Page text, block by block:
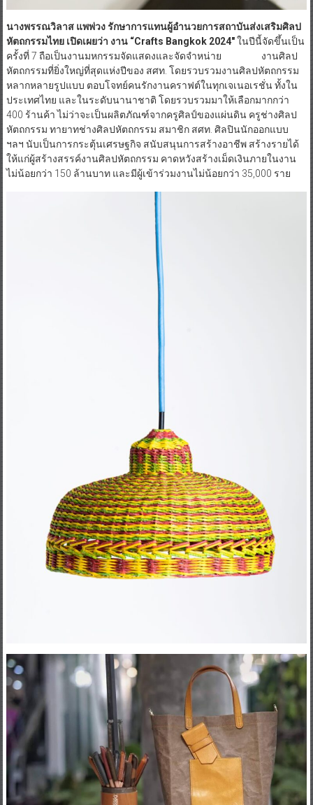
นางพรรณวิลาส แพพ่วง รักษาการแทนผู้อำนวยการสถาบันส่งเสริมศิลป
หัตถกรรมไทย เปิดเผยว่า งาน “Crafts Bangkok 2024″ในปีนี้จัดขึ้นเป็น
ครั้งที่ 7 ถือเป็นงานมหกรรมจัดแสดงและจัดจำหน่าย งานศิลป
หัตถกรรมที่ยิ่งใหญ่ที่สุดแห่งปีของ สศท. โดยรวบรวมงานศิลปหัตถกรรม
หลากหลายรูปแบบ ตอบโจทย์คนรักงานคราฟต์ในทุกเจเนอเรชั่น ทั้งใน
ประเทศไทย และในระดับนานาชาติ โดยรวบรวมมาให้เลือกมากกว่า
400 ร้านค้า ไม่ว่าจะเป็นผลิตภัณฑ์จากครูศิลป์ของแผ่นดิน ครูช่างศิลป
หัตถกรรม ทายาทช่างศิลปหัตถกรรม สมาชิก สศท. ศิลปินนักออกแบบ
ฯลฯ นับเป็นการกระตุ้นเศรษฐกิจ สนับสนุนการสร้างอาชีพ สร้างรายได้
ให้แก่ผู้สร้างสรรค์งานศิลปหัตถกรรม คาดหวังสร้างเม็ดเงินภายในงาน
ไม่น้อยกว่า 150 ล้านบาท และมีผู้เข้าร่วมงานไม่น้อยกว่า 35,000 ราย